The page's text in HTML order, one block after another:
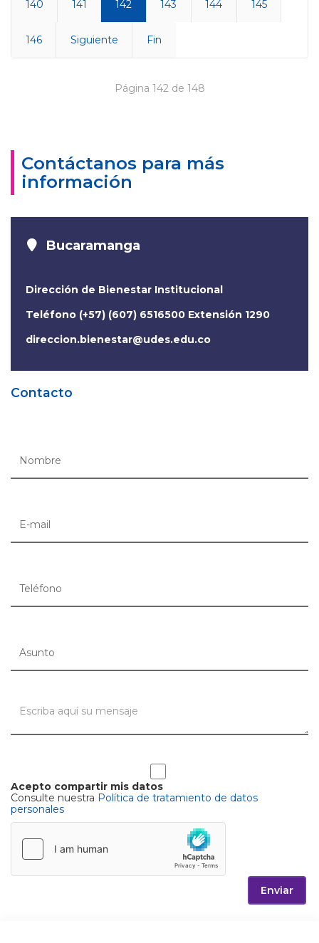
140 141 142 143 144 145
146 Siguiente Fin
Página 142 de 148
Contáctanos para más
información
Bucaramanga
Dirección de Bienestar Institucional
Teléfono (+57) (607) 6516500 Extensión 1290
direccion.bienestar@udes.edu.co
Contacto
Acepto compartir mis datos
Consulte nuestra Política de tratamiento de datos
personales
Enviar